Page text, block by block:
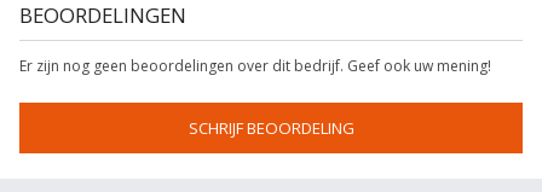
BEOORDELINGEN
Er zijn nog geen beoordelingen over dit bedrijf. Geef ook uw mening!
SCHRIJF BEOORDELING